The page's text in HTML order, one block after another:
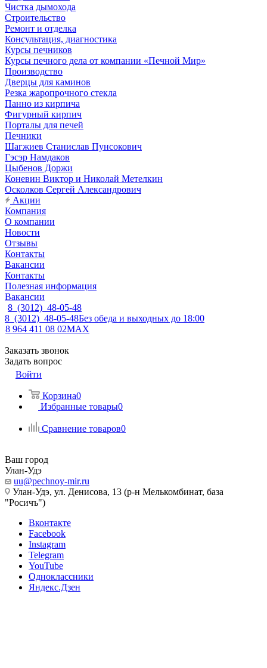
Чистка дымохода
Строительство
Ремонт и отделка
Консультация, диагностика
Курсы печников
Курсы печного дела от компании «Печной Мир»
Производство
Дверцы для каминов
Резка жаропрочного стекла
Панно из кирпича
Фигурный кирпич
Порталы для печей
Печники
Шагжиев Станислав Пунсокович
Гэсэр Намдаков
Цыбенов Доржи
Коневин Виктор и Николай Метелкин
Осколков Сергей Александрович
Акции
Компания
О компании
Новости
Отзывы
Контакты
Вакансии
Контакты
Полезная информация
Вакансии
8 (3012) 48-05-48
8 (3012) 48-05-48Без обеда и выходных до 18:00
8 964 411 08 02MAX
Заказать звонок
Задать вопрос
Войти
Корзина0
Избранные товары0
Сравнение товаров0
Ваш город
Улан-Удэ
uu@pechnoy-mir.ru
Улан-Удэ, ул. Денисова, 13 (р-н Мелькомбинат, база
"Росичъ")
Вконтакте
Facebook
Instagram
Telegram
YouTube
Одноклассники
Яндекс.Дзен